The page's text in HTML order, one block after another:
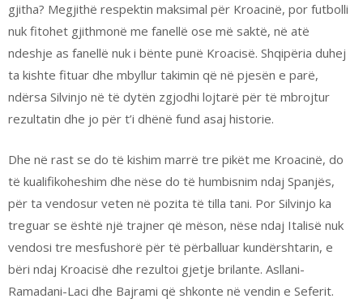
gjitha? Megjithë respektin maksimal për Kroacinë, por futbolli
nuk fitohet gjithmonë me fanellë ose më saktë, në atë
ndeshje as fanellë nuk i bënte punë Kroacisë. Shqipëria duhej
ta kishte fituar dhe mbyllur takimin që në pjesën e parë,
ndërsa Silvinjo në të dytën zgjodhi lojtarë për të mbrojtur
rezultatin dhe jo për t’i dhënë fund asaj historie.
Dhe në rast se do të kishim marrë tre pikët me Kroacinë, do
të kualifikoheshim dhe nëse do të humbisnim ndaj Spanjës,
për ta vendosur veten në pozita të tilla tani. Por Silvinjo ka
treguar se është një trajner që mëson, nëse ndaj Italisë nuk
vendosi tre mesfushorë për të përballuar kundërshtarin, e
bëri ndaj Kroacisë dhe rezultoi gjetje brilante. Asllani-
Ramadani-Laci dhe Bajrami që shkonte në vendin e Seferit.